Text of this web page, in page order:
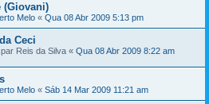
(Giovani)
Melo « Qua 08 Abr 2009 5:13 pm
Ceci
Reis da Silva « Qua 08 Abr 2009 8:22 am
Melo « Sáb 14 Mar 2009 11:21 am